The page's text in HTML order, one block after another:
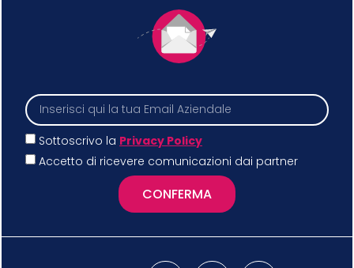
Sottoscrivo la Privacy Policy
Accetto di ricevere comunicazioni dai partner
CONFERMA